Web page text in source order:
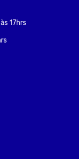
17hrs